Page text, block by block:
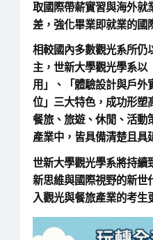
取國際帶薪實習與海外就
差，強化畢業即就業的國
相較國內多數觀光系所仍
主，世新大學觀光學系以
用」、「體驗設計與戶外
位」三大特色，成功形塑
餐旅、旅遊、休閒、活動
產業中，皆具備清楚且具
世新大學觀光學系將持續
新思維與國際視野的新世
入觀光與餐旅產業的考生